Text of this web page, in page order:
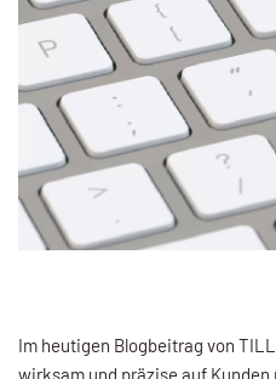
Im heutigen Blogbeitrag von
wirksam und präzise auf Kunden